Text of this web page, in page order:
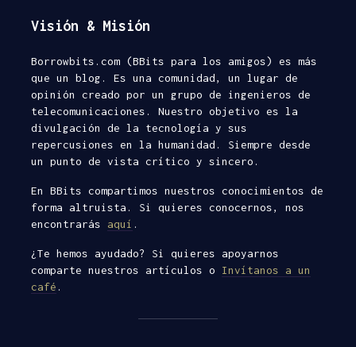
Visión & Misión
Borrowbits.com (BBits para los amigos) es más
que un blog. Es una comunidad, un lugar de
opinión creado por un grupo de ingenieros de
telecomunicaciones. Nuestro objetivo es la
divulgación de la tecnología y sus
repercusiones en la humanidad. Siempre desde
un punto de vista crítico y sincero.
En BBits compartimos nuestros conocimientos de
forma altruista. Si quieres conocernos, nos
encontrarás aquí .
¿Te hemos ayudado? Si quieres apoyarnos
comparte nuestros artículos o Invítanos a un
café .
Esnifando
contraseñas con
Wireshark
Rafa M.
10/12/2013
45
3 minutos de
lectura
examen de ISTQB
Foundation?
45
Málaga
lectura
Abansys.